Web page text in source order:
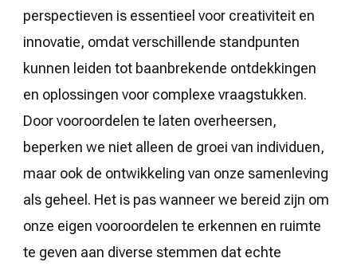
perspectieven is essentieel voor creativiteit en
innovatie, omdat verschillende standpunten
kunnen leiden tot baanbrekende ontdekkingen
en oplossingen voor complexe vraagstukken.
Door vooroordelen te laten overheersen,
beperken we niet alleen de groei van individuen,
maar ook de ontwikkeling van onze samenleving
als geheel. Het is pas wanneer we bereid zijn om
onze eigen vooroordelen te erkennen en ruimte
te geven aan diverse stemmen dat echte